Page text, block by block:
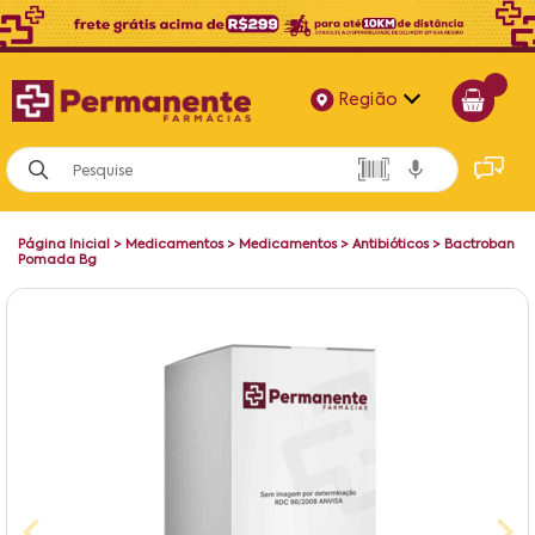
Região
Alagoas
Bahia
Página Inicial > Medicamentos> Medicamentos> Antibióticos> Bactroban
Pomada Bg